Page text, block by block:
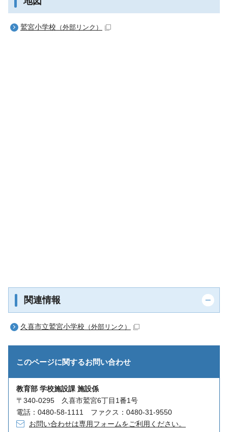
鷲宮小学校 （外部リンク）
関連情報
久喜市立鷲宮小学校 （外部リンク）
このページに関するお問い合わせ
教育部 学校施設課 施設係
〒340-0295 久喜市鷲宮6丁目1番1号
電話：0480-58-1111 ファクス：0480-31-9550
お問い合わせは専用フォームをご利用ください。